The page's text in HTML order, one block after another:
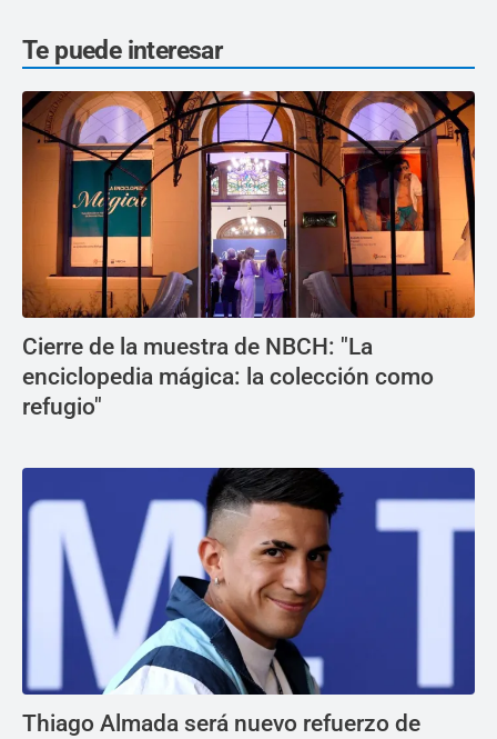
Te puede interesar
Cierre de la muestra de NBCH: "La
enciclopedia mágica: la colección como
refugio"
Thiago Almada será nuevo refuerzo de